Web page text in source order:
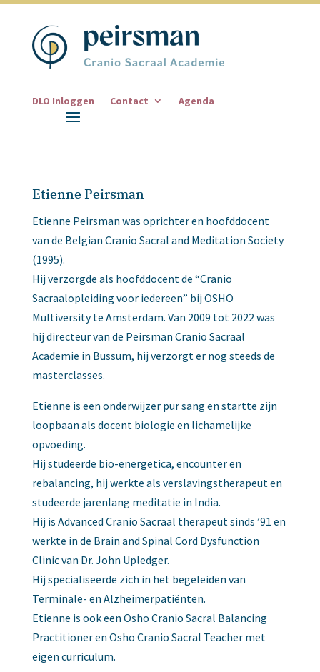
DLO Inloggen Contact Agenda
Etienne Peirsman
Etienne Peirsman was oprichter en hoofddocent
van de Belgian Cranio Sacral and Meditation Society
(1995).
Hij verzorgde als hoofddocent de “Cranio
Sacraalopleiding voor iedereen” bij OSHO
Multiversity te Amsterdam. Van 2009 tot 2022 was
hij directeur van de Peirsman Cranio Sacraal
Academie in Bussum, hij verzorgt er nog steeds de
masterclasses.
Etienne is een onderwijzer pur sang en startte zijn
loopbaan als docent biologie en lichamelijke
opvoeding.
Hij studeerde bio-energetica, encounter en
rebalancing, hij werkte als verslavingstherapeut en
studeerde jarenlang meditatie in India.
Hij is Advanced Cranio Sacraal therapeut sinds ’91 en
werkte in de Brain and Spinal Cord Dysfunction
Clinic van Dr. John Upledger.
Hij specialiseerde zich in het begeleiden van
Terminale- en Alzheimerpatiënten.
Etienne is ook een Osho Cranio Sacral Balancing
Practitioner en Osho Cranio Sacral Teacher met
eigen curriculum.